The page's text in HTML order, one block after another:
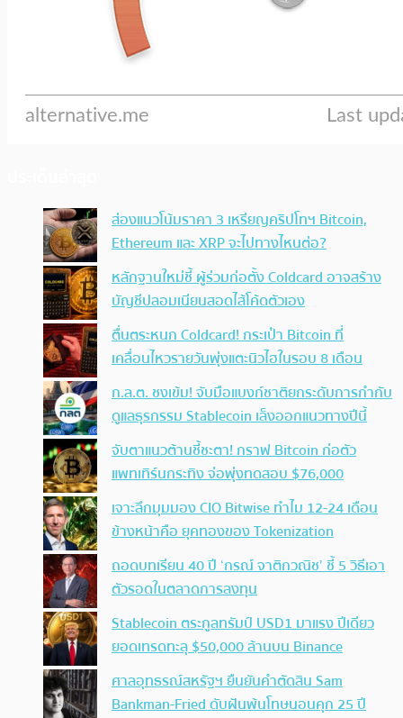
ส่องแนวโน้มราคา 3 เหรียญคริปโทฯ Bitcoin,
Ethereum และ XRP จะไปทางไหนต่อ?
หลักฐานใหม่ชี้ ผู้ร่วมก่อตั้ง Coldcard อาจสร้าง
บัญชีปลอมเนียนสอดไส้โค้ดตัวเอง
ตื่นตระหนก Coldcard! กระเป๋า Bitcoin ที่
เคลื่อนไหวรายวันพุ่งแตะนิวไฮในรอบ 8 เดือน
ก.ล.ต. ชงเข้ม! จับมือแบงก์ชาติยกระดับการกำกับ
ดูแลธุรกรรม Stablecoin เล็งออกแนวทางปีนี้
จับตาแนวต้านชี้ชะตา! กราฟ Bitcoin ก่อตัว
แพทเทิร์นกระทิง จ่อพุ่งทดสอบ $76,000
เจาะลึกมุมมอง CIO Bitwise ทำไม 12-24 เดือน
ข้างหน้าคือ ยุคทองของ Tokenization
ถอดบทเรียน 40 ปี ‘กรณ์ จาติกวณิช’ ชี้ 5 วิธีเอา
ตัวรอดในตลาดการลงทุน
Stablecoin ตระกูลทรัมป์ USD1 มาแรง ปีเดียว
ยอดเทรดทะลุ $50,000 ล้านบน Binance
ศาลอุทธรณ์สหรัฐฯ ยืนยันคำตัดสิน Sam
Bankman-Fried ดับฝันพ้นโทษนอนคุก 25 ปี